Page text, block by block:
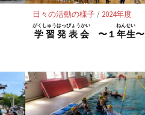
日々の活動の様子/ 2024年度
学習発表会
がくしゅうはっぴょうかい
〜１ 年生
ねんせい
〜